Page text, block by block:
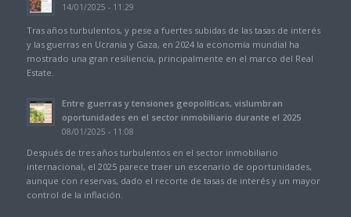
14/01/2025 - 11:29
Tras años turbulentos, y pese a fuertes subidas de las tasas de interés
y las guerras en Ucrania y Gaza, en 2024 la economía mundial ha
mostrado una gran resiliencia, principalmente en el marco del Real
Estate.
Entre guerras y tensiones geopolíticas, vislumbran
oportunidades en el sector inmobiliario durante el 2025
08/01/2025 - 11:08
Después de tres años turbulentos en el sector inmobiliario
internacional, el 2025 parece traer un escenario de oportunidades,
aunque con reservas, dado el recorte de tasas de interés y un mayor
control de la inflación.